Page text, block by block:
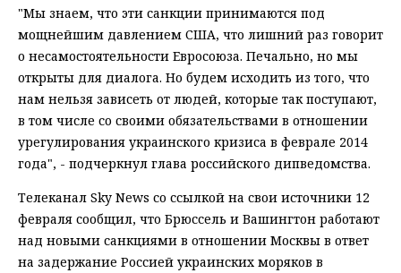
"Мы знаем, что эти санкции принимаются под
мощнейшим давлением США, что лишний раз говорит
о несамостоятельности Евросоюза. Печально, но мы
открыты для диалога. Но будем исходить из того, что
нам нельзя зависеть от людей, которые так поступают,
в том числе со своими обязательствами в отношении
урегулирования украинского кризиса в феврале 2014
года", - подчеркнул глава российского дипведомства.
Телеканал Sky News со ссылкой на свои источники 12
февраля сообщил, что Брюссель и Вашингтон работают
над новыми санкциями в отношении Москвы в ответ
на задержание Россией украинских моряков в